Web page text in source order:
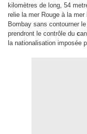
kilomètres de long, 54
relie la mer Rouge à la
Bombay sans contourner
prendront le contrôle du c
la nationalisation imposée